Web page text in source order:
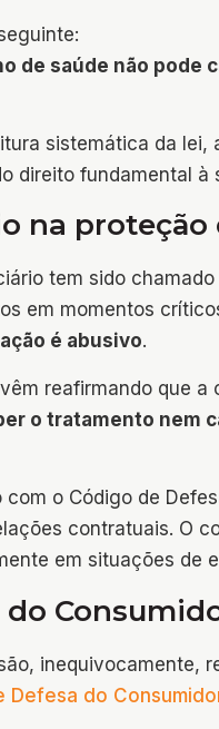
de saúde não pode
sistemática da
direito fundamental à
na
tem sido
em momentos
é abusivo.
reafirmando que
o tratamento nem
o Código de
contratuais. O
em situações de
inequivocamente,
Defesa do